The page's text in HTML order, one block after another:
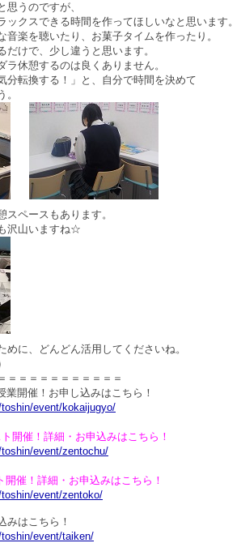
思うのですが、
ックスできる時間を作ってほしいなと思います。
音楽を聴いたり、お菓子タイムを作ったり。
けで、少し違うと思います。
休憩するのは良くありません。
分転換する！」と、自分で時間を決めて
ペースもあります。
沢山いますね☆
めに、どんどん活用してくださいね。
＝＝＝＝＝＝＝＝＝＝＝
業開催！お申し込みはこちら！
event/kokaijugyo/
開催！詳細・お申込みはこちら！
event/zentochu/
開催！詳細・お申込みはこちら！
event/zentoko/
みはこちら！
event/taiken/